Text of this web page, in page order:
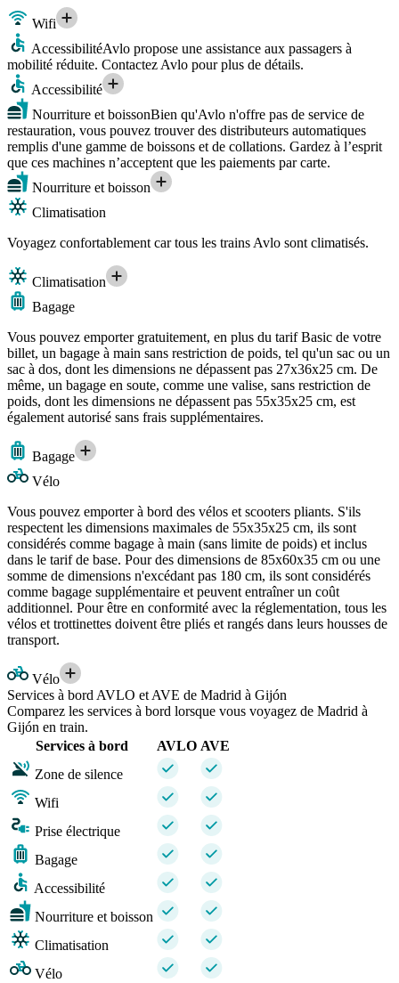
Wifi
AccessibilitéAvlo propose une assistance aux passagers à
mobilité réduite. Contactez Avlo pour plus de détails.
Accessibilité
Nourriture et boissonBien qu'Avlo n'offre pas de service de
restauration, vous pouvez trouver des distributeurs automatiques
remplis d'une gamme de boissons et de collations. Gardez à l’esprit
que ces machines n’acceptent que les paiements par carte.
Nourriture et boisson
Climatisation
Voyagez confortablement car tous les trains Avlo sont climatisés.
Climatisation
Bagage
Vous pouvez emporter gratuitement, en plus du tarif Basic de votre
billet, un bagage à main sans restriction de poids, tel qu'un sac ou un
sac à dos, dont les dimensions ne dépassent pas 27x36x25 cm. De
même, un bagage en soute, comme une valise, sans restriction de
poids, dont les dimensions ne dépassent pas 55x35x25 cm, est
également autorisé sans frais supplémentaires.
Bagage
Vélo
Vous pouvez emporter à bord des vélos et scooters pliants. S'ils
respectent les dimensions maximales de 55x35x25 cm, ils sont
considérés comme bagage à main (sans limite de poids) et inclus
dans le tarif de base. Pour des dimensions de 85x60x35 cm ou une
somme de dimensions n'excédant pas 180 cm, ils sont considérés
comme bagage supplémentaire et peuvent entraîner un coût
additionnel. Pour être en conformité avec la réglementation, tous les
vélos et trottinettes doivent être pliés et rangés dans leurs housses de
transport.
Vélo
Services à bord AVLO et AVE de Madrid à Gijón
Comparez les services à bord lorsque vous voyagez de Madrid à
Gijón en train.
Services à bord
AVLO AVE
Zone de silence
Wifi
Prise électrique
Bagage
Accessibilité
Nourriture et boisson
Climatisation
Vélo